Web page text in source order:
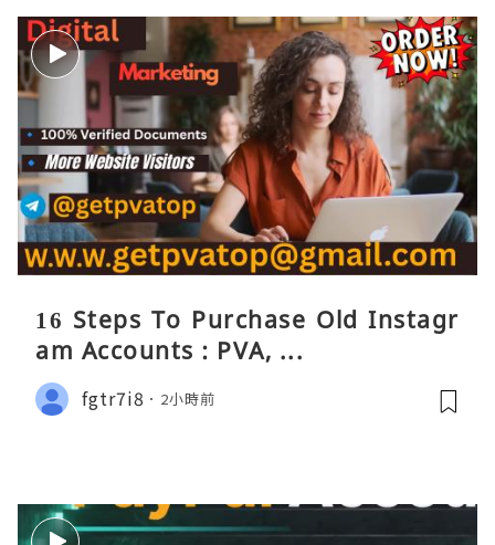
16 Steps To Purchase Old Instagr
am Accounts : PVA, ...
fgtr7i8 2小時前